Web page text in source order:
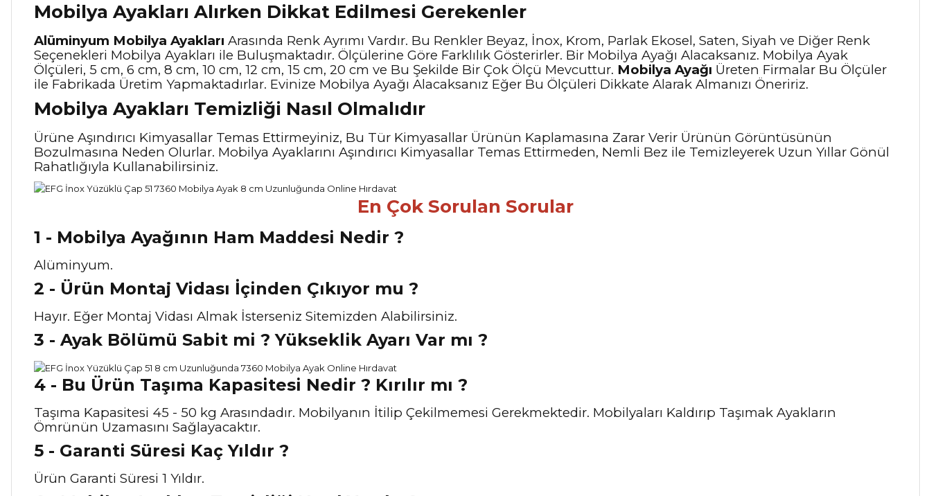
Mobilya Ayakları Alırken Dikkat Edilmesi Gerekenler
Alüminyum Mobilya Ayakları Arasında Renk Ayrımı Vardır. Bu Renkler Beyaz, İnox, Krom, Parlak Ekosel, Saten, Siyah ve Diğer Renk
Seçenekleri Mobilya Ayakları ile Buluşmaktadır. Ölçülerine Göre Farklılık Gösterirler. Bir Mobilya Ayağı Alacaksanız. Mobilya Ayak
Ölçüleri, 5 cm, 6 cm, 8 cm, 10 cm, 12 cm, 15 cm, 20 cm ve Bu Şekilde Bir Çok Ölçü Mevcuttur. Mobilya Ayağı Üreten Firmalar Bu Ölçüler
ile Fabrikada Üretim Yapmaktadırlar. Evinize Mobilya Ayağı Alacaksanız Eğer Bu Ölçüleri Dikkate Alarak Almanızı Öneririz.
Mobilya Ayakları Temizliği Nasıl Olmalıdır
Ürüne Aşındırıcı Kimyasallar Temas Ettirmeyiniz, Bu Tür Kimyasallar Ürünün Kaplamasına Zarar Verir Ürünün Görüntüsünün
Bozulmasına Neden Olurlar. Mobilya Ayaklarını Aşındırıcı Kimyasallar Temas Ettirmeden, Nemli Bez ile Temizleyerek Uzun Yıllar Gönül
Rahatlığıyla Kullanabilirsiniz.
En Çok Sorulan Sorular
1 - Mobilya Ayağının Ham Maddesi Nedir ?
Alüminyum.
2 - Ürün Montaj Vidası İçinden Çıkıyor mu ?
Hayır. Eğer Montaj Vidası Almak İsterseniz Sitemizden Alabilirsiniz.
3 - Ayak Bölümü Sabit mi ? Yükseklik Ayarı Var mı ?
4 - Bu Ürün Taşıma Kapasitesi Nedir ? Kırılır mı ?
Taşıma Kapasitesi 45 - 50 kg Arasındadır. Mobilyanın İtilip Çekilmemesi Gerekmektedir. Mobilyaları Kaldırıp Taşımak Ayakların
Ömrünün Uzamasını Sağlayacaktır.
5 - Garanti Süresi Kaç Yıldır ?
Ürün Garanti Süresi 1 Yıldır.